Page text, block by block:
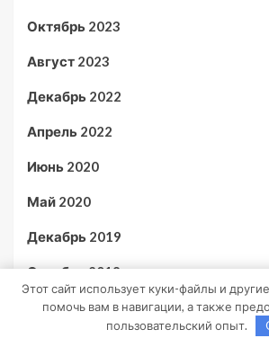
Октябрь 2023
Август 2023
Декабрь 2022
Апрель 2022
Июнь 2020
Май 2020
Декабрь 2019
Октябрь 2018
Сентябрь 2018
Этот сайт использует куки-файлы и
помочь вам в навигации, а также
пользовательский опыт.